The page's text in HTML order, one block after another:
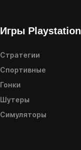
Игры Playstation
Стратегии
Спортивные
Гонки
Шутеры
Симуляторы